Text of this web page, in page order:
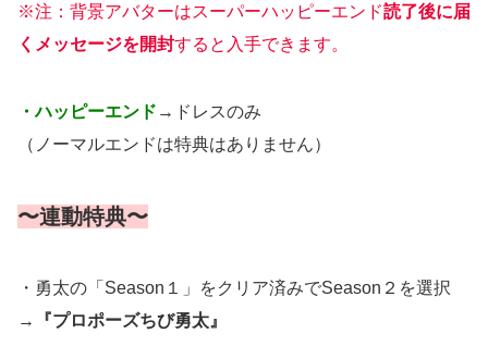
※注：背景アバターはスーパーハッピーエンド読了後に届
くメッセージを開封すると入手できます。
・ハッピーエンド →ドレスのみ
（ノーマルエンドは特典はありません）
〜連動特典〜
・勇太の「Season１」をクリア済みでSeason２を選択
→
『プロポーズちび勇太』